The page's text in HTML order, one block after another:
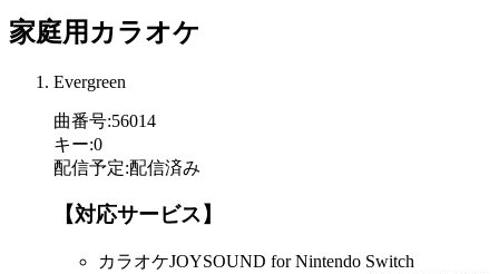
家庭用カラオケ
Evergreen
曲番号:56014
キー:0
配信予定:配信済み
【対応サービス】
カラオケJOYSOUND for Nintendo Switch